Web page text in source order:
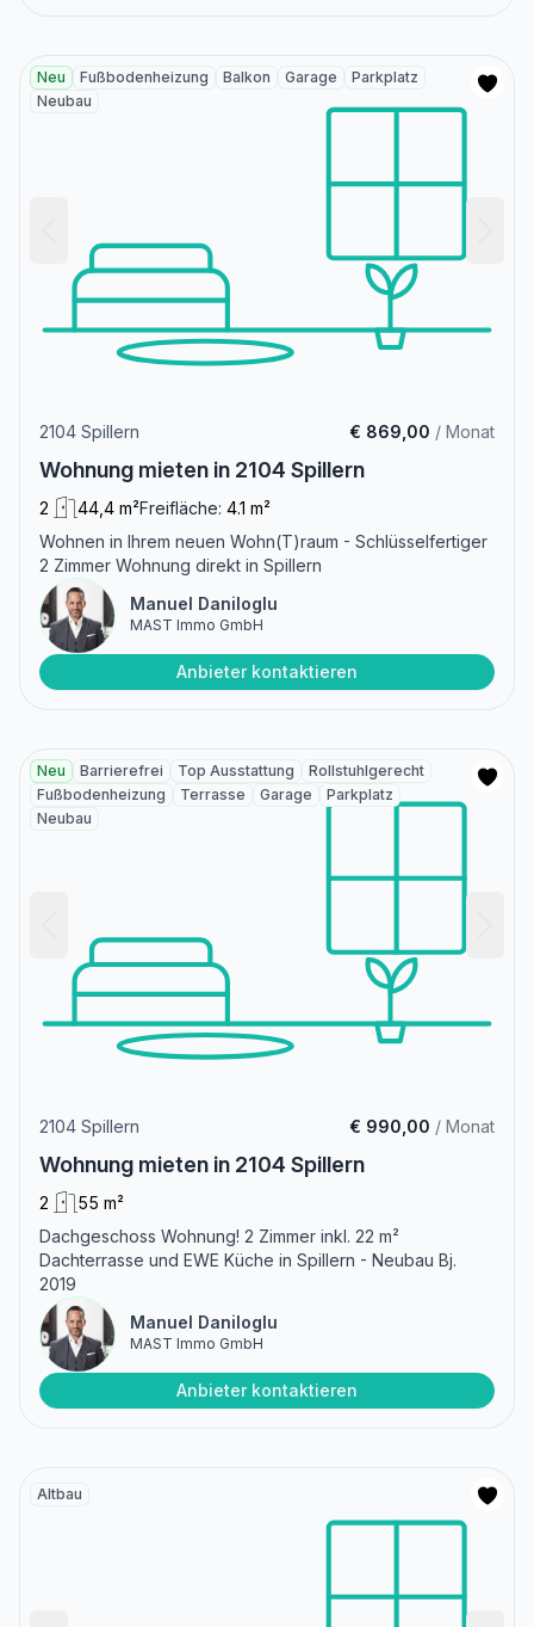
Neu Fußbodenheizung Balkon Garage
Parkplatz
Neubau
2104 Spillern € 869,00 / Monat
Wohnung mieten in 2104 Spillern
2 44,4 m²Freifläche: 4.1 m²
Wohnen in Ihrem neuen Wohn(T)raum - Schlüsselfertiger
2 Zimmer Wohnung direkt in Spillern
Manuel Daniloglu
MAST Immo GmbH
Anbieter kontaktieren
Neu Barrierefrei Top Ausstattung
Rollstuhlgerecht
Fußbodenheizung
Terrasse Garage
Parkplatz
Neubau
2104 Spillern € 990,00 / Monat
Wohnung mieten in 2104 Spillern
2
55 m²
Dachgeschoss Wohnung! 2 Zimmer inkl. 22 m²
Dachterrasse und EWE Küche in Spillern - Neubau Bj.
2019
Manuel Daniloglu
MAST Immo GmbH
Anbieter kontaktieren
Altbau